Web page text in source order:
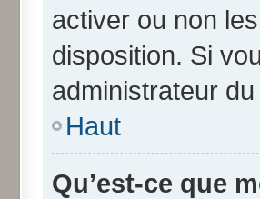
activer ou non
disposition. Si
administrateur
Haut
Qu’est-ce que